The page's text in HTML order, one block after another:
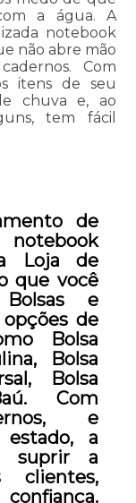
a água. A
notebook
não abre mão
Com
itens de seu
chuva e, ao
tem fácil
de
notebook
Loja de
que você
e
opções de
Bolsa
Bolsa
Bolsa
Com
e
a
suprir a
clientes,